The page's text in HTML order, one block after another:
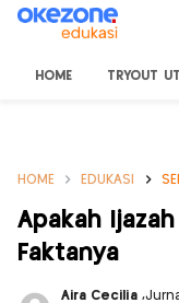
HOME TRYOUT
HOME EDUKASI
Apakah
Faktanya
Aira Cecilia ,